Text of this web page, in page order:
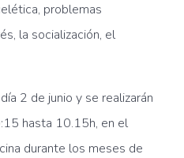
problemas
la socialización, el
2 de junio y se realizarán
hasta 10.15h, en el
durante los meses de